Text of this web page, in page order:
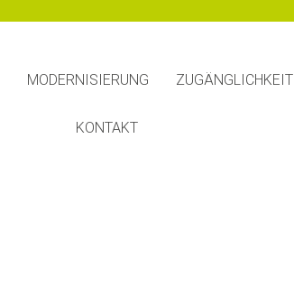
MODERNISIERUNG ZUGÄNGLICHKEIT
KONTAKT